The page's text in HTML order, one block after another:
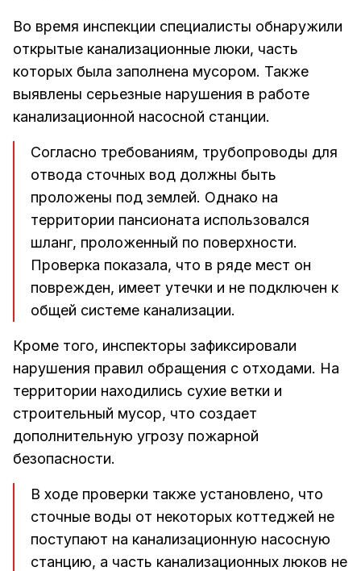
Во время инспекции специалисты обнаружили
открытые канализационные люки, часть
которых была заполнена мусором. Также
выявлены серьезные нарушения в работе
канализационной насосной станции.
Согласно требованиям, трубопроводы для
отвода сточных вод должны быть
проложены под землей. Однако на
территории пансионата использовался
шланг, проложенный по поверхности.
Проверка показала, что в ряде мест он
поврежден, имеет утечки и не подключен к
общей системе канализации.
Кроме того, инспекторы зафиксировали
нарушения правил обращения с отходами. На
территории находились сухие ветки и
строительный мусор, что создает
дополнительную угрозу пожарной
безопасности.
В ходе проверки также установлено, что
сточные воды от некоторых коттеджей не
поступают на канализационную насосную
станцию, а часть канализационных люков не